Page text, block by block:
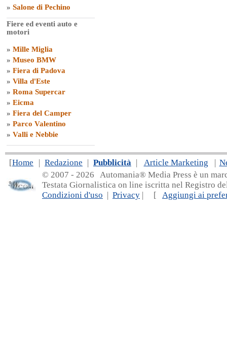
» Salone di Pechino
Fiere ed eventi auto e
motori
» Mille Miglia
» Museo BMW
» Fiera di Padova
» Villa d'Este
» Roma Supercar
» Eicma
» Fiera del Camper
» Parco Valentino
» Valli e Nebbie
[Home | Redazione | Pubblicità | Article Marketing |
© 2007 - 2026 Automania® Media Press è un
Testata Giornalistica on line iscritta nel Registro
Condizioni d'uso | Privacy | [ Aggiungi ai